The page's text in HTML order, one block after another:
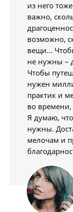
из него
важно,
возможно,
вещи...
не нужны –
Чтобы
нужен
практик и
во
Я думаю,
нужны.
мелочам и